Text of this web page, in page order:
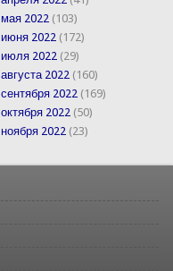
мая 2022 (103)
июня 2022 (172)
июля 2022 (29)
августа 2022 (160)
сентября 2022 (169)
октября 2022 (50)
ноября 2022 (23)